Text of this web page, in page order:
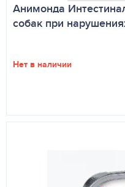
Анимонда
собак при
Нет в наличии